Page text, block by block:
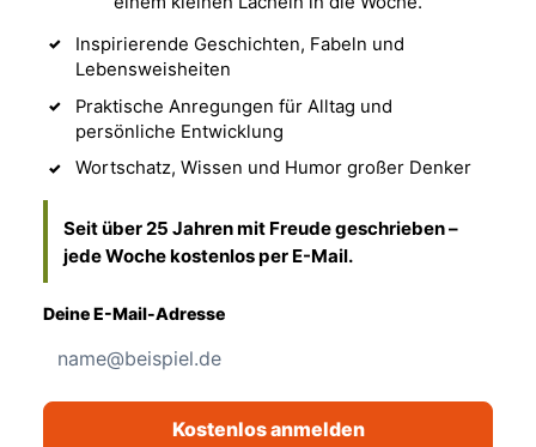
Inspirierende Geschichten, Fabeln und
Lebensweisheiten
Praktische Anregungen für Alltag und
persönliche Entwicklung
Wortschatz, Wissen und Humor großer Denker
Seit über 25 Jahren mit Freude geschrieben –
jede Woche kostenlos per E-Mail.
Deine E-Mail-Adresse
Kostenlos anmelden